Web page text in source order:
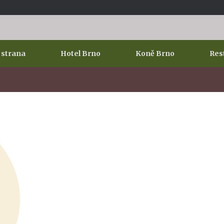
strana Hotel Brno Koně Brno